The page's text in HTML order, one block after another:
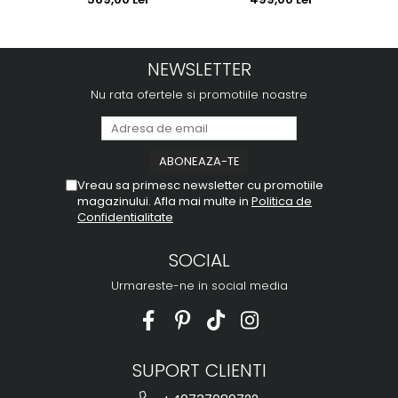
NEWSLETTER
Nu rata ofertele si promotiile noastre
Vreau sa primesc newsletter cu promotiile
magazinului. Afla mai multe in Politica de
Confidentialitate
SOCIAL
Urmareste-ne in social media
SUPORT CLIENTI